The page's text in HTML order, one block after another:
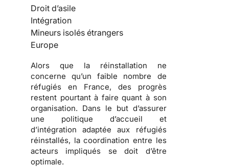
Droit d’asile
Intégration
Mineurs isolés étrangers
Europe
Alors que la réinstallation ne
concerne qu’un faible nombre de
réfugiés en France, des progrès
restent pourtant à faire quant à son
organisation. Dans le but d’assurer
une politique d’accueil et
d’intégration adaptée aux réfugiés
réinstallés, la coordination entre les
acteurs impliqués se doit d’être
optimale.